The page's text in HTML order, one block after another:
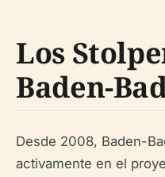
Los
Baden-
Desde 2008, Baden-
activamente en el